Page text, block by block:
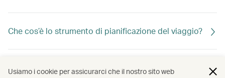
Che cos’è lo strumento di pianificazione del viaggio?
Come faccio a scansionare il mio passaporto o
Usiamo i cookie per assicurarci che il nostro sito web